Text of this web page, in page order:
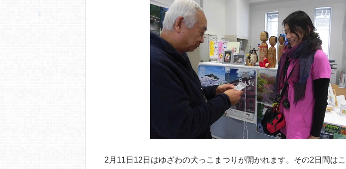
2月11日12日はゆざわの犬っこまつりが開かれます。その2日間は